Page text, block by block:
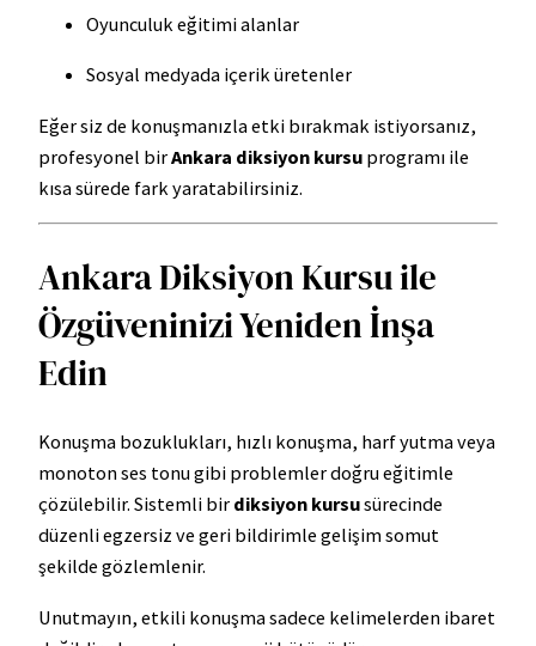
Oyunculuk eğitimi alanlar
Sosyal medyada içerik üretenler
Eğer siz de konuşmanızla etki bırakmak istiyorsanız,
profesyonel birAnkara diksiyon kursu programı ile
kısa sürede fark yaratabilirsiniz.
Ankara Diksiyon Kursu ile
Özgüveninizi Yeniden İnşa
Edin
Konuşma bozuklukları, hızlı konuşma, harf yutma veya
monoton ses tonu gibi problemler doğru eğitimle
çözülebilir. Sistemli bir diksiyon kursusürecinde
düzenli egzersiz ve geri bildirimle gelişim somut
şekilde gözlemlenir.
Unutmayın, etkili konuşma sadece kelimelerden ibaret